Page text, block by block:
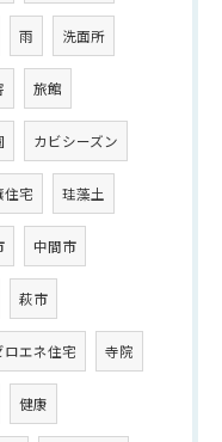
雨 洗面所
旅館
カビシーズン
住宅 珪藻土
中間市
萩市
ロエネ住宅 寺院
健康